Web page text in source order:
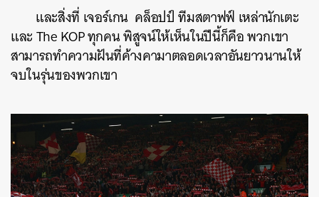
และสิ่งที่ เจอร์เกน คล็อปป์ทีมสตาฟฟ์ เหล่านักเตะ
และThe KOPทุกคนพิสูจน์ให้เห็นในปีนี้ก็คือพวกเขา
สามารถทำความฝันที่ค้างคามาตลอดเวลาอันยาวนานให้
จบในรุ่นของพวกเขา